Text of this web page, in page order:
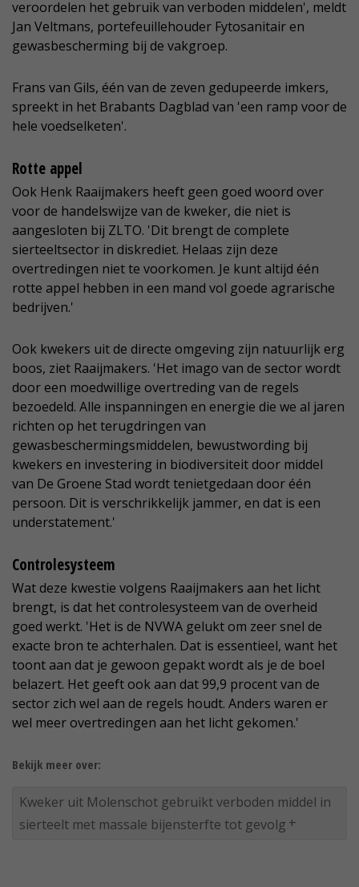
veroordelen het gebruik van verboden middelen', meldt
Jan Veltmans, portefeuillehouder Fytosanitair en
gewasbescherming bij de vakgroep.
Frans van Gils, één van de zeven gedupeerde imkers,
spreekt in het Brabants Dagblad van 'een ramp voor de
hele voedselketen'.
Rotte appel
Ook Henk Raaijmakers heeft geen goed woord over
voor de handelswijze van de kweker, die niet is
aangesloten bij ZLTO. 'Dit brengt de complete
sierteeltsector in diskrediet. Helaas zijn deze
overtredingen niet te voorkomen. Je kunt altijd één
rotte appel hebben in een mand vol goede agrarische
bedrijven.'
Ook kwekers uit de directe omgeving zijn natuurlijk erg
boos, ziet Raaijmakers. 'Het imago van de sector wordt
door een moedwillige overtreding van de regels
bezoedeld. Alle inspanningen en energie die we al jaren
richten op het terugdringen van
gewasbeschermingsmiddelen, bewustwording bij
kwekers en investering in biodiversiteit door middel
van De Groene Stad wordt tenietgedaan door één
persoon. Dit is verschrikkelijk jammer, en dat is een
understatement.'
Controlesysteem
Wat deze kwestie volgens Raaijmakers aan het licht
brengt, is dat het controlesysteem van de overheid
goed werkt. 'Het is de NVWA gelukt om zeer snel de
exacte bron te achterhalen. Dat is essentieel, want het
toont aan dat je gewoon gepakt wordt als je de boel
belazert. Het geeft ook aan dat 99,9 procent van de
sector zich wel aan de regels houdt. Anders waren er
wel meer overtredingen aan het licht gekomen.'
Bekijk meer over:
Kweker uit Molenschot gebruikt verboden middel in
sierteelt met massale bijensterfte tot gevolg